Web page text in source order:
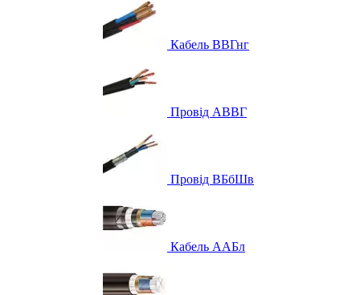
Кабель ВВГнг
Провід АВВГ
Провід ВБбШв
Кабель ААБл